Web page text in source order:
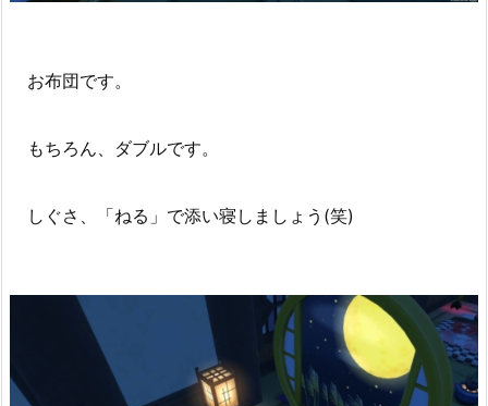
お布団です。
もちろん、ダブルです。
しぐさ、「ねる」で添い寝しましょう(笑)